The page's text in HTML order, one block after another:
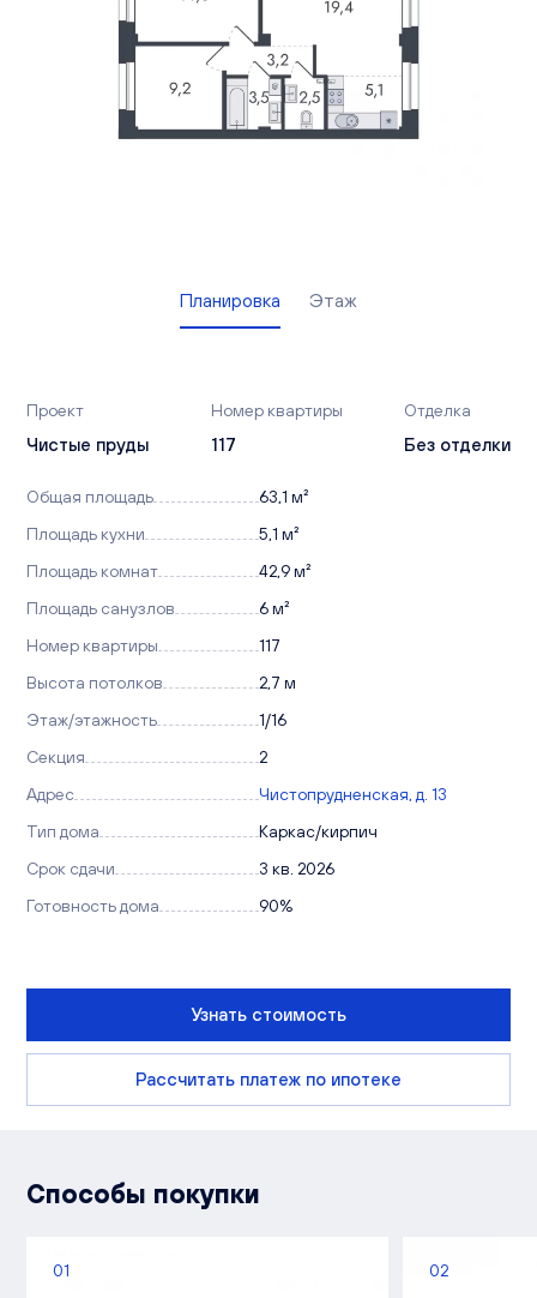
Офисы продаж
Планировка Этаж
Проект
Чистые пруды
Номер квартиры
117
Отделка
Без отделки
Общая площадь
63,1 м²
Площадь кухни
5,1 м²
Площадь комнат
42,9 м²
Площадь санузлов
6 м²
Номер квартиры
117
Высота потолков
2,7 м
Этаж/этажность
1/16
Секция
2
Адрес
Чистопрудненская, д. 13
Тип дома
Каркас/кирпич
Срок сдачи
3 кв. 2026
Готовность дома
90%
Узнать стоимость
Рассчитать платеж по ипотеке
Способы покупки
01 02